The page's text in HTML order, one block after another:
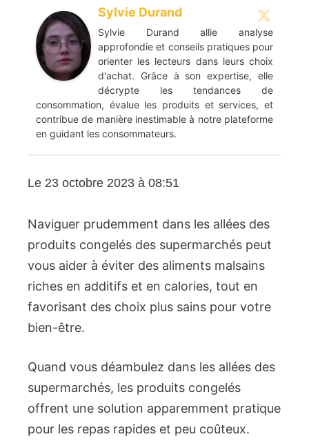
Sylvie Durand
Sylvie Durand allie analyse
approfondie et conseils pratiques pour
orienter les lecteurs dans leurs choix
d'achat. Grâce à son expertise, elle
décrypte les tendances de
consommation, évalue les produits et services, et
contribue de manière inestimable à notre plateforme
en guidant les consommateurs.
Le 23 octobre 2023 à 08:51
Naviguer prudemment dans les allées des
produits congelés des supermarchés peut
vous aider à éviter des aliments malsains
riches en additifs et en calories, tout en
favorisant des choix plus sains pour votre
bien-être.
Quand vous déambulez dans les allées des
supermarchés, les produits congelés
offrent une solution apparemment pratique
pour les repas rapides et peu coûteux.